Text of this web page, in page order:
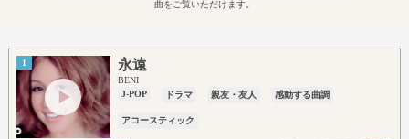
曲をご覧いただけます。
1 永遠
BENI
J-POP
ドラマ 親友・友人 感動する曲調
アコースティック